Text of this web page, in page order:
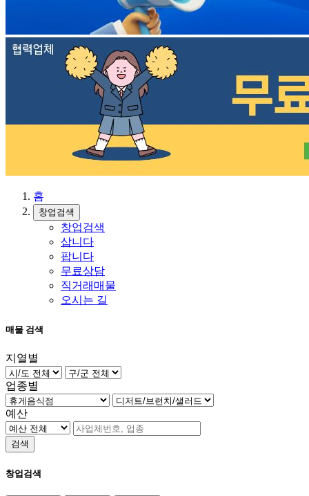
홈
창업검색
창업검색
삽니다
팝니다
무료상담
직거래매물
오시는 길
매물 검색
지열별
업종별
예산
검색
창업검색